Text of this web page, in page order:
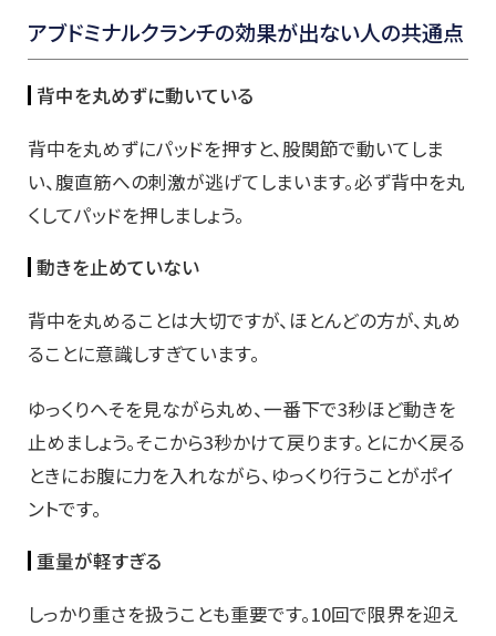
アブドミナルクランチの効果が出ない人の共通点
背中を丸めずに動いている
背中を丸めずにパッドを押すと、股関節で動いてしま
い、腹直筋への刺激が逃げてしまいます。必ず背中を丸
くしてパッドを押しましょう。
動きを止めていない
背中を丸めることは大切ですが、ほとんどの方が、丸め
ることに意識しすぎています。
ゆっくりへそを見ながら丸め、一番下で3秒ほど動きを
止めましょう。そこから3秒かけて戻ります。とにかく戻る
ときにお腹に力を入れながら、ゆっくり行うことがポイ
ントです。
重量が軽すぎる
しっかり重さを扱うことも重要です。10回で限界を迎え